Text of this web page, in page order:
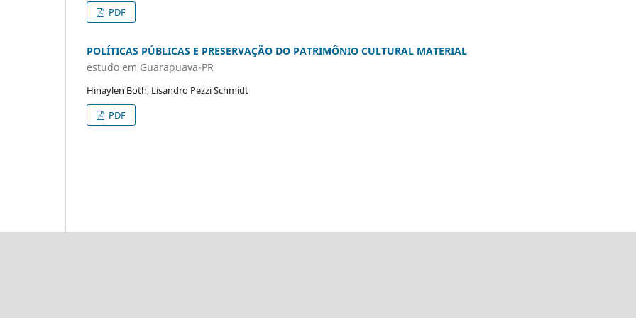
PDF
POLÍTICAS PÚBLICAS E PRESERVAÇÃO DO PATRIMÔNIO CULTURAL MATERIAL
estudo em Guarapuava-PR
Hinaylen Both, Lisandro Pezzi Schmidt
PDF